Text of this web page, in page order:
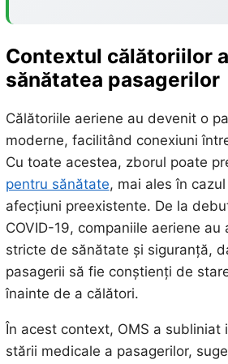
Contextul călătoriilor
sănătatea pasagerilor
Călătoriile aeriene au devenit o
moderne, facilitând conexiuni
Cu toate acestea, zborul poate
pentru sănătate, mai ales în
afecțiuni preexistente. De la
COVID-19, companiile aeriene
stricte de sănătate și siguranță,
pasagerii să fie conștienți de
înainte de a călători.
În acest context, OMS a subliniat
stării medicale a pasagerilor,